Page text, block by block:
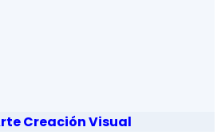
Creación Visual